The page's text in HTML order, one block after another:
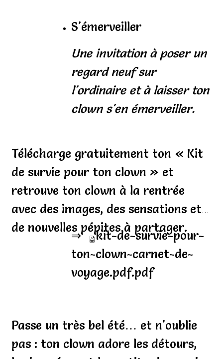
S'émerveiller
Une invitation à poser un
regard neuf sur
l'ordinaire et à laisser ton
clown s'en émerveiller.
Télécharge gratuitement ton « Kit
de survie pour ton clown » et
retrouve ton clown à la rentrée
avec des images, des sensations et
de nouvelles pépites à partager.
⇒
kit-de-survie-pour-
ton-clown-carnet-de-
voyage.pdf.pdf
Passe un très bel été… et n'oublie
pas : ton clown adore les détours,